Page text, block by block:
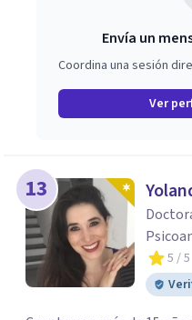
Envía un
Coordina una sesión
Ver
13
5 / 5